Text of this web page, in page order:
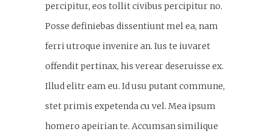
percipitur, eos tollit civibus percipitur no.
Posse definiebas dissentiunt mel ea, nam
ferri utroque invenire an. Ius te iuvaret
offendit pertinax, his verear deseruisse ex.
Illud elitr eam eu. Id usu putant commune,
stet primis expetenda cu vel. Mea ipsum
homero apeirian te. Accumsan similique